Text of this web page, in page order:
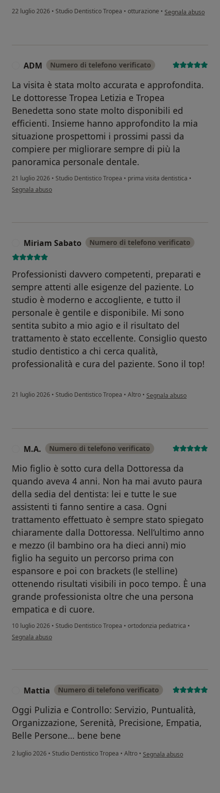
22 luglio 2026 • Studio Dentistico Tropea • otturazione • secondo l'opinione
Segnala abuso
ADM Numero di telefono verificato
La visita è stata molto accurata e approfondita.
Le dottoresse Tropea Letizia e Tropea
Benedetta sono state molto disponibili ed
efficienti. Insieme hanno approfondito la mia
situazione prospettomi i prossimi passi da
compiere per migliorare sempre di più la
panoramica personale dentale.
21 luglio 2026 • Studio Dentistico Tropea • prima visita dentistica •
secondo l'opinione dell'utente ADM
Segnala abuso
Miriam Sabato Numero di telefono verificato
Professionisti davvero competenti, preparati e
sempre attenti alle esigenze del paziente. Lo
studio è moderno e accogliente, e tutto il
personale è gentile e disponibile. Mi sono
sentita subito a mio agio e il risultato del
trattamento è stato eccellente. Consiglio questo
studio dentistico a chi cerca qualità,
professionalità e cura del paziente. Sono il top!
21 luglio 2026 • Studio Dentistico Tropea • Altro • secondo l'opinione
Segnala abuso
M.A. Numero di telefono verificato
Mio figlio è sotto cura della Dottoressa da
quando aveva 4 anni. Non ha mai avuto paura
della sedia del dentista: lei e tutte le sue
assistenti ti fanno sentire a casa. Ogni
trattamento effettuato è sempre stato spiegato
chiaramente dalla Dottoressa. Nell’ultimo anno
e mezzo (il bambino ora ha dieci anni) mio
figlio ha seguito un percorso prima con
espansore e poi con brackets (le stelline)
ottenendo risultati visibili in poco tempo. È una
grande professionista oltre che una persona
empatica e di cuore.
10 luglio 2026 • Studio Dentistico Tropea • ortodonzia pediatrica •
secondo l'opinione dell'utente M.A.
Segnala abuso
Mattia Numero di telefono verificato
Oggi Pulizia e Controllo: Servizio, Puntualità,
Organizzazione, Serenità, Precisione, Empatia,
Belle Persone… bene bene
2 luglio 2026 • Studio Dentistico Tropea • Altro • secondo l'opinione
Segnala abuso